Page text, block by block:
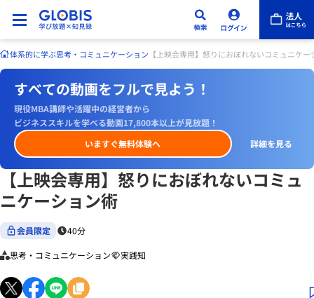
体系的に学ぶ思考・コミュニケーション 【上映会専用】怒りにおぼれないコミュニケー
すべての動画をフルで見よう！
現役MBA講師や活躍中の経営者から
ビジネススキルを学べる動画17,800本以上が見放題！
いますぐ無料体験へ
詳細を見る
【上映会専用】怒りにおぼれないコミュ
ニケーション術
会員限定 40分
思考・コミュニケーション 実践知